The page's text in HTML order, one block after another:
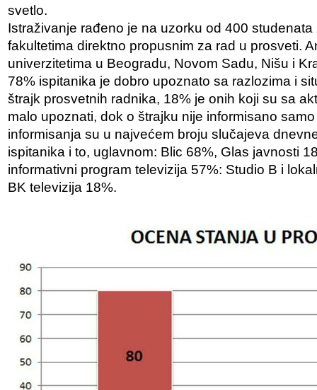
svetlo.
Istraživanje rađeno je na uzorku od 400
fakultetima direktno propusnim za rad u prosveti.
univerzitetima u Beogradu, Novom Sadu, Nišu i
78% ispitanika je dobro upoznato sa razlozima i
štrajk prosvetnih radnika, 18% je onih koji su sa
malo upoznati, dok o štrajku nije informisano
informisanja su u najvećem broju slučajeva
ispitanika i to, uglavnom: Blic 68%, Glas javnosti
informativni program televizija 57%: Studio B i
BK televizija 18%.